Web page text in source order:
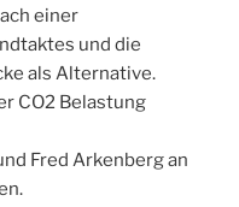
einer
und die
als Alternative.
CO2 Belastung
Fred Arkenberg an